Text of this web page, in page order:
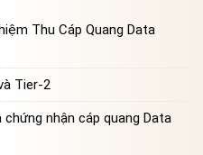
Thu Cáp Quang Data
Tier-2
nhận cáp quang Data